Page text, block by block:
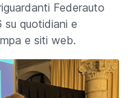
Federauto
su quotidiani e
e siti web.